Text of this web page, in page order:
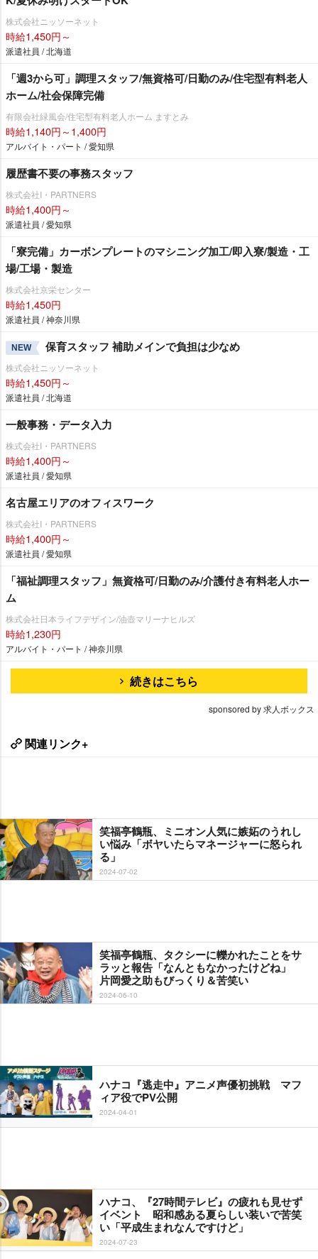
株式会社ニッソーネット
時給1,450円～
派遣社員 / 北海道
「週3から可」調理スタッフ/無資格可/日勤のみ/住宅型有料老人
ホーム/社会保障完備
有限会社緑風会/住宅型有料老人ホーム ますとみ
時給1,140円～1,400円
アルバイト・パート / 愛知県
履歴書不要の事務スタッフ
株式会社I・PARTNERS
時給1,400円～
派遣社員 / 愛知県
「寮完備」カーボンプレートのマシニング加工/即入寮/製造・工
場/工場・製造
株式会社京栄センター
時給1,450円
派遣社員 / 神奈川県
NEW 保育スタッフ 補助メインで負担は少なめ
株式会社ニッソーネット
時給1,450円～
派遣社員 / 北海道
一般事務・データ入力
株式会社I・PARTNERS
時給1,400円～
派遣社員 / 愛知県
名古屋エリアのオフィスワーク
株式会社I・PARTNERS
時給1,400円～
派遣社員 / 愛知県
「福祉調理スタッフ」無資格可/日勤のみ/介護付き有料老人ホー
ム
株式会社日本ライフデザイン/油壺マリーナヒルズ
時給1,230円
アルバイト・パート / 神奈川県
続きはこちら
sponsored by 求人ボックス
関連リンク+
笑福亭鶴瓶、ミニオン人気に嫉妬のうれし
い悩み「ボヤいたらマネージャーに怒られ
る」
2024-07-02
笑福亭鶴瓶、タクシーに轢かれたことをサ
ラッと報告「なんともなかったけどね」
片岡愛之助もびっくり＆苦笑い
2024-06-10
ハナコ『逃走中』アニメ声優初挑戦 マフ
ィア役でPV公開
2024-04-01
ハナコ、『27時間テレビ』の疲れも見せず
イベント 昭和感ある夏らしい装いで苦笑
い「平成生まれなんですけど」
2024-07-23